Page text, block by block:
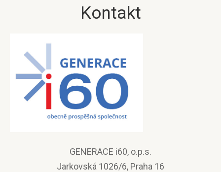
Kontakt
GENERACE i60, o.p.s.
Jarkovská 1026/6, Praha 16